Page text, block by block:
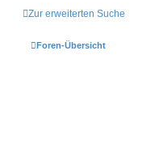
Zur erweiterten Suche
Foren-Übersicht